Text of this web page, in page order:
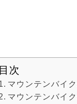
目次
マウンテンバイ
マウンテンバイ